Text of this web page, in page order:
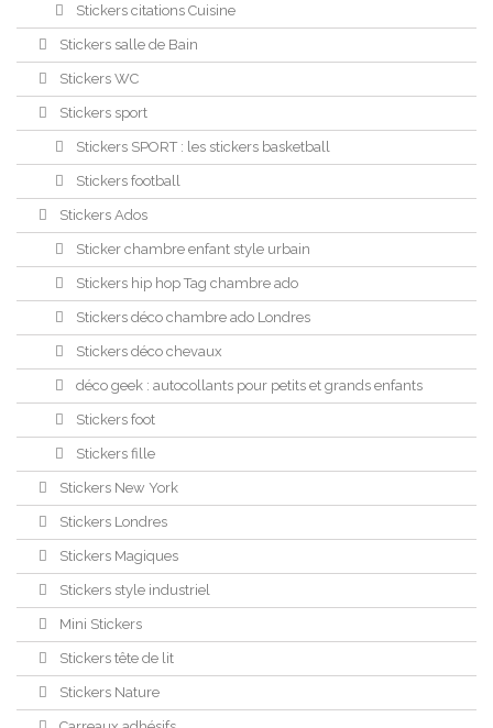
Stickers citations Cuisine
Stickers salle de Bain
Stickers WC
Stickers sport
Stickers SPORT : les stickers basketball
Stickers football
Stickers Ados
Sticker chambre enfant style urbain
Stickers hip hop Tag chambre ado
Stickers déco chambre ado Londres
Stickers déco chevaux
déco geek : autocollants pour petits et grands enfants
Stickers foot
Stickers fille
Stickers New York
Stickers Londres
Stickers Magiques
Stickers style industriel
Mini Stickers
Stickers tête de lit
Stickers Nature